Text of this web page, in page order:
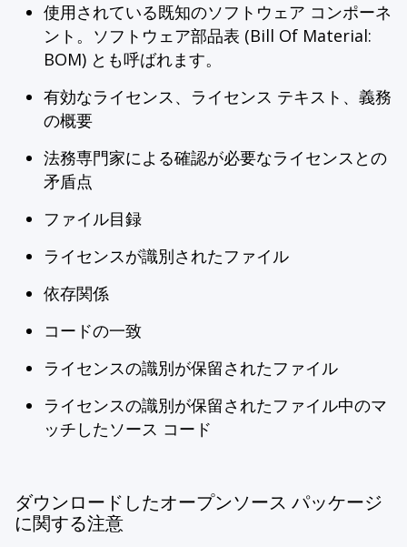
使用されている既知のソフトウェア コンポーネ
ント。ソフトウェア部品表 (Bill Of Material:
BOM) とも呼ばれます。
有効なライセンス、ライセンス テキスト、義務
の概要
法務専門家による確認が必要なライセンスとの
矛盾点
ファイル目録
ライセンスが識別されたファイル
依存関係
コードの一致
ライセンスの識別が保留されたファイル
ライセンスの識別が保留されたファイル中のマ
ッチしたソース コード
ダウンロードしたオープンソース パッケージ
に関する注意